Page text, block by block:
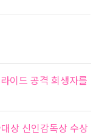
이드 공격 희생자를
상 신인감독상 수상